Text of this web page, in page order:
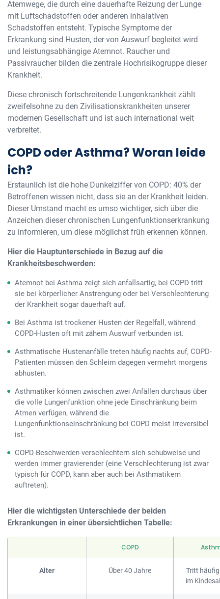
Atemwege, die durch eine dauerhafte Reizung der Lunge
mit Luftschadstoffen oder anderen inhalativen
Schadstoffen entsteht. Typische Symptome der
Erkrankung sind Husten, der von Auswurf begleitet wird
und leistungsabhängige Atemnot. Raucher und
Passivraucher bilden die zentrale Hochrisikogruppe dieser
Krankheit.
Diese chronisch fortschreitende Lungenkrankheit zählt
zweifelsohne zu den Zivilisationskrankheiten unserer
modernen Gesellschaft und ist auch international weit
verbreitet.
COPD oder Asthma? Woran leide
ich?
Erstaunlich ist die hohe Dunkelziffer von COPD: 40% der
Betroffenen wissen nicht, dass sie an der Krankheit leiden.
Dieser Umstand macht es umso wichtiger, sich über die
Anzeichen dieser chronischen Lungenfunktionserkrankung
zu informieren, um diese möglichst früh erkennen können.
Hier die Hauptunterschiede in Bezug auf die
Krankheitsbeschwerden:
Atemnot bei Asthma zeigt sich anfallsartig, bei COPD tritt
sie bei körperlicher Anstrengung oder bei Verschlechterung
der Krankheit sogar dauerhaft auf.
Bei Asthma ist trockener Husten der Regelfall, während
COPD-Husten oft mit zähem Auswurf verbunden ist.
Asthmatische Hustenanfälle treten häufig nachts auf, COPD-
Patienten müssen den Schleim dagegen vermehrt morgens
abhusten.
Asthmatiker können zwischen zwei Anfällen durchaus über
die volle Lungenfunktion ohne jede Einschränkung beim
Atmen verfügen, während die
Lungenfunktionseinschränkung bei COPD meist irreversibel
ist.
COPD-Beschwerden verschlechtern sich schubweise und
werden immer gravierender (eine Verschlechterung ist zwar
typisch für COPD, kann aber auch bei Asthmatikern
auftreten).
Hier die wichtigsten Unterschiede der beiden
Erkrankungen in einer übersichtlichen Tabelle:
COPD
Alter Über 40 Jahre
Tritt
im